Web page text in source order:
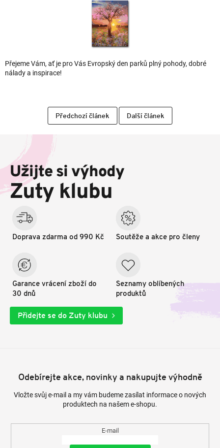
Přejeme Vám, ať je pro Vás Evropský den parků plný pohody, dobré
nálady a inspirace!
Předchozí článek Další článek
a
í
Užijte si výhody
Zuty klubu
Doprava zdarma od 990 Kč
Garance vrácení zboží do
30 dnů
Soutěže a akce pro členy
Seznamy oblíbených
produktů
Přidejte se do Zuty klubu
Odebírejte akce, novinky a nakupujte výhodně
Vložte svůj e-mail a my vám budeme zasílat informace o nových
produktech na našem e-shopu.
E-mail